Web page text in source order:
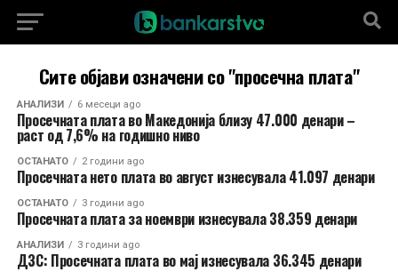
Сите објави означени со "просечна плата"
АНАЛИЗИ 6 месеци ago
Просечната плата во Македонија близу 47.000 денари –
раст од 7,6% на годишно ниво
ОСТАНАТО 2 години ago
Просечната нето плата во август изнесувала 41.097 денари
ОСТАНАТО 3 години ago
Просечната плата за ноември изнесувала 38.359 денари
АНАЛИЗИ 3 години ago
ДЗС: Просечната плата во мај изнесувала 36.345 денари